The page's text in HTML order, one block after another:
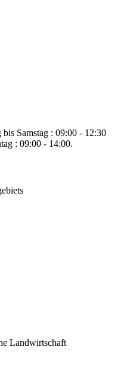
Samstag : 09:00 - 12:30
: 09:00 - 14:00.
Landwirtschaft